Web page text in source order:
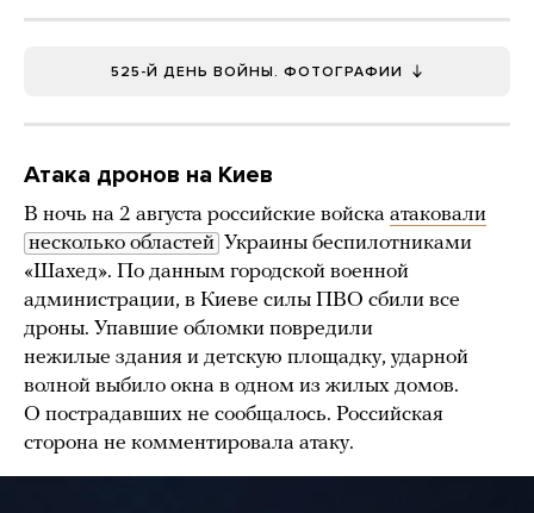
525-Й ДЕНЬ ВОЙНЫ. ФОТОГРАФИИ
Атака дронов на Киев
В ночь на 2 августа российские войска атаковали
несколько областей Украины беспилотниками
«Шахед». По данным городской военной
администрации, в Киеве силы ПВО сбили все
дроны. Упавшие обломки повредили
нежилые здания и детскую площадку, ударной
волной выбило окна в одном из жилых домов.
О пострадавших не сообщалось. Российская
сторона не комментировала атаку.